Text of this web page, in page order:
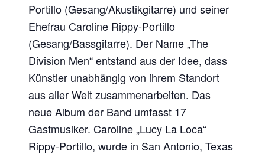
Portillo (Gesang/Akustikgitarre) und seiner
Ehefrau Caroline Rippy-Portillo
(Gesang/Bassgitarre). Der Name „The
Division Men“ entstand aus der Idee, dass
Künstler unabhängig von ihrem Standort
aus aller Welt zusammenarbeiten. Das
neue Album der Band umfasst 17
Gastmusiker. Caroline „Lucy La Loca“
Rippy-Portillo, wurde in San Antonio, Texas